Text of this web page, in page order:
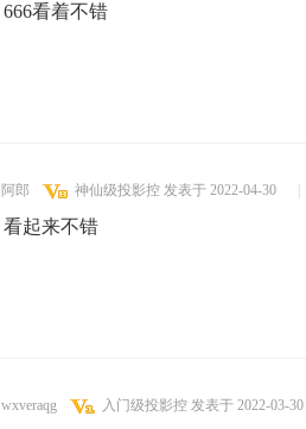
666看着不错
阿郎 神仙级投影控 发表于 2022-04-30
看起来不错
wxveraqg 入门级投影控 发表于 2022-03-30